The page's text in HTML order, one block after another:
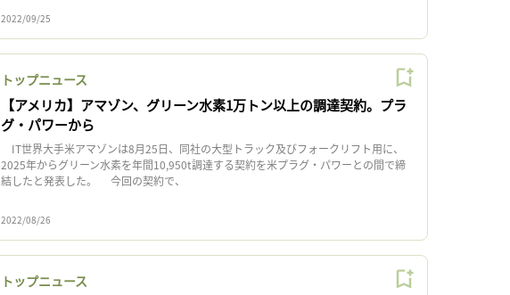
2022/09/25
トップニュース
【アメリカ】アマゾン、グリーン水素1万トン以上の調達契約。プラ
グ・パワーから
IT世界大手米アマゾンは8月25日、同社の大型トラック及びフォークリフト用に、
2025年からグリーン水素を年間10,950t調達する契約を米プラグ・パワーとの間で締
結したと発表した。 今回の契約で、
2022/08/26
トップニュース